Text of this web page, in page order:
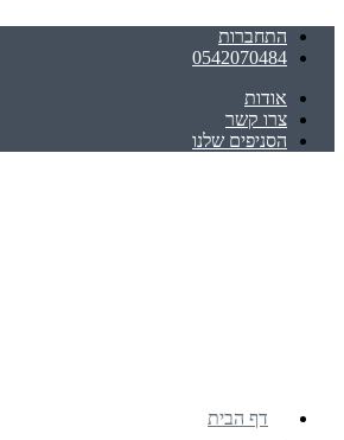
התחברות
0542070484
אודות
צרו קשר
הסניפים שלנו
דף הבית